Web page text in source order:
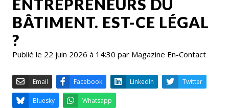
ENTREPRENEURS DU
BÂTIMENT. EST-CE LÉGAL
?
Publié le 22 juin 2026 à 14:30 par Magazine En-Contact